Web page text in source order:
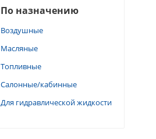
По назначению
Воздушные
Масляные
Топливные
Салонные/кабинные
Для гидравлической жидкости